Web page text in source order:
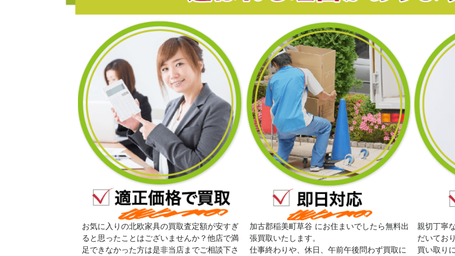
お気に入りの北欧家具の買取査定額が安すぎ
ると思ったことはございませんか？他店で満
足できなかった方は是非当店までご相談下さ
加古郡稲美町草谷 にお住まいでしたら無料出
張買取いたします。
仕事終わりや、休日、午前午後問わず買取に
親切丁寧
だいてお
買い取り